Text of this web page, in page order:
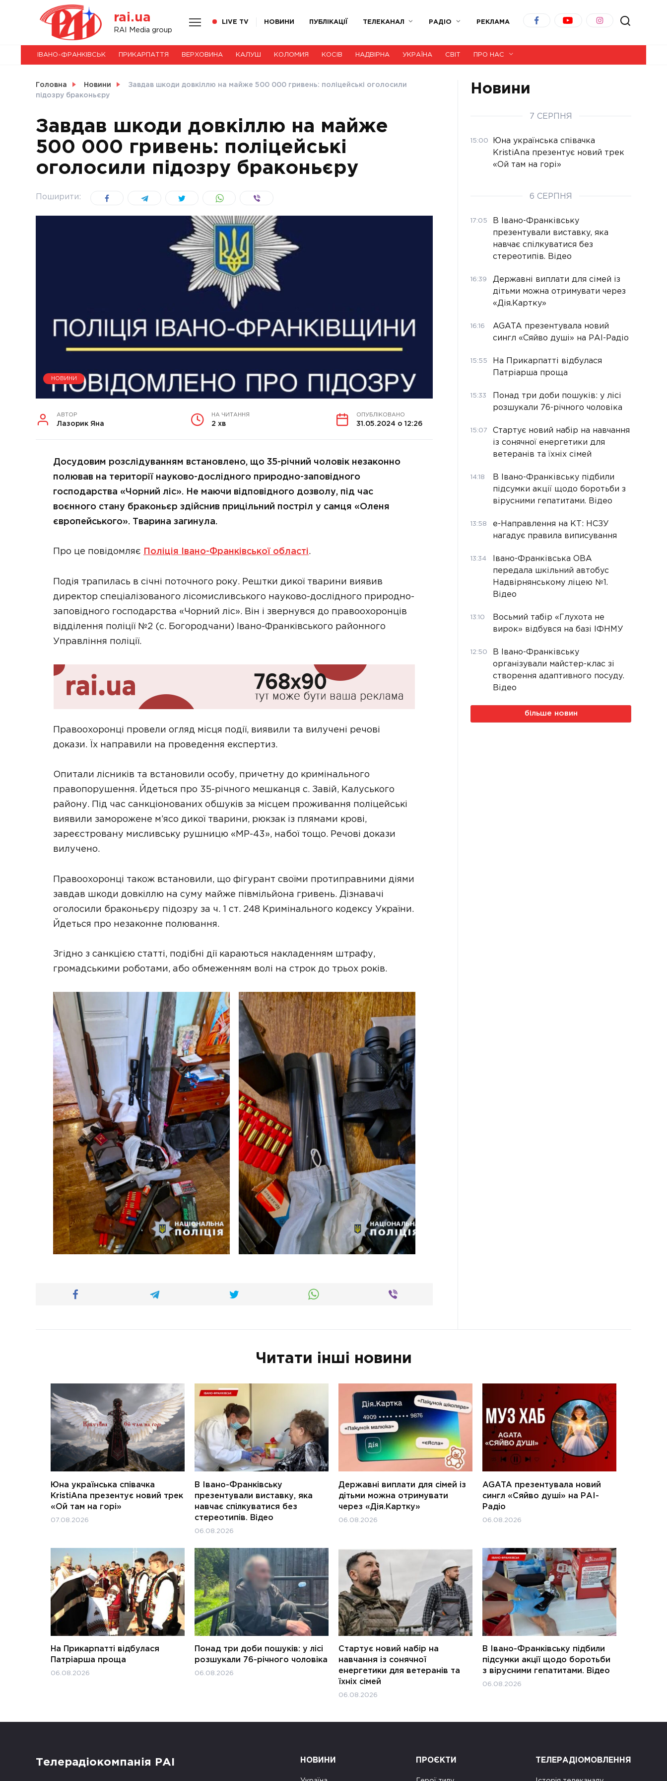
rai.ua
RAI Media group
LIVE TV НОВИНИ ПУБЛІКАЦІЇ ТЕЛЕКАНАЛ РАДІО РЕКЛАМА
НОВИНИ
СВІТ
УКРАЇНА
ІВАНО-ФРАНКІВСЬК ПРИКАРПАТТЯ ВЕРХОВИНА КАЛУШ КОЛОМИЯ КОСІВ НАДВІРНА УКРАЇНА СВІТ ПРО НАС
Головна Новини
Завдав шкоди довкіллю на майже 500 000 гривень: поліцейські оголосили
підозру браконьєру
Завдав шкоди довкіллю на майже
500 000 гривень: поліцейські
оголосили підозру браконьєру
Поширити:
НОВИНИ
АВТОР
Лазорик Яна
НА ЧИТАННЯ
2 хв
ОПУБЛІКОВАНО
31.05.2024 о 12:26
Досудовим розслідуванням встановлено, що 35-річний чоловік незаконно
полював на території науково-дослідного природно-заповідного
господарства «Чорний ліс». Не маючи відповідного дозволу, під час
воєнного стану браконьєр здійснив прицільний постріл у самця «Оленя
європейського». Тварина загинула.
Про це повідомляє Поліція Івано-Франківської області.
Подія трапилась в січні поточного року. Рештки дикої тварини виявив
директор спеціалізованого лісомисливського науково-дослідного природно-
заповідного господарства «Чорний ліс». Він і звернувся до правоохоронців
відділення поліції №2 (с. Богородчани) Івано-Франківського районного
Управління поліції.
Правоохоронці провели огляд місця події, виявили та вилучені речові
докази. Їх направили на проведення експертиз.
Опитали лісників та встановили особу, причетну до кримінального
правопорушення. Йдеться про 35-річного мешканця с. Завій, Калуського
району. Під час санкціонованих обшуків за місцем проживання поліцейські
виявили заморожене м’ясо дикої тварини, рюкзак із плямами крові,
зареєстровану мисливську рушницю «МР-43», набої тощо. Речові докази
вилучено.
Правоохоронці також встановили, що фігурант своїми протиправними діями
завдав шкоди довкіллю на суму майже півмільйона гривень. Дізнавачі
оголосили браконьєру підозру за ч. 1 ст. 248 Кримінального кодексу України.
Йдеться про незаконне полювання.
Згідно з санкцією статті, подібні дії караються накладенням штрафу,
громадськими роботами, або обмеженням волі на строк до трьох років.
Новини
7 СЕРПНЯ
15:00
Юна українська співачка
KristiAna презентує новий трек
«Ой там на горі»
6 СЕРПНЯ
17:05
В Івано-Франківську
презентували виставку, яка
навчає спілкуватися без
стереотипів. Відео
16:39
Державні виплати для сімей із
дітьми можна отримувати через
«Дія.Картку»
16:16
AGATA презентувала новий
сингл «Сяйво душі» на РАІ-Радіо
15:55
На Прикарпатті відбулася
Патріарша проща
15:33
Понад три доби пошуків: у лісі
розшукали 76-річного чоловіка
15:07
Стартує новий набір на навчання
із сонячної енергетики для
ветеранів та їхніх сімей
14:18
В Івано-Франківську підбили
підсумки акції щодо боротьби з
вірусними гепатитами. Відео
13:58
е-Направлення на КТ: НСЗУ
нагадує правила виписування
13:34
Івано-Франківська ОВА
передала шкільний автобус
Надвірнянському ліцею №1.
Відео
13:10
Восьмий табір «Глухота не
вирок» відбувся на базі ІФНМУ
12:50
В Івано-Франківську
організували майстер-клас зі
створення адаптивного посуду.
Відео
більше новин
Читати інші новини
Юна українська співачка
KristiAna презентує новий трек
«Ой там на горі»
07.08.2026
В Івано-Франківську
презентували виставку, яка
навчає спілкуватися без
стереотипів. Відео
06.08.2026
Державні виплати для сімей із
дітьми можна отримувати
через «Дія.Картку»
06.08.2026
AGATA презентувала новий
сингл «Сяйво душі» на РАІ-
Радіо
06.08.2026
На Прикарпатті відбулася
Патріарша проща
06.08.2026
Понад три доби пошуків: у лісі
розшукали 76-річного чоловіка
06.08.2026
Стартує новий набір на
навчання із сонячної
енергетики для ветеранів та
їхніх сімей
06.08.2026
В Івано-Франківську підбили
підсумки акції щодо боротьби
з вірусними гепатитами. Відео
06.08.2026
Телерадіокомпанія РАІ НОВИНИ ПРОЄКТИ ТЕЛЕРАДІОМОВЛЕННЯ